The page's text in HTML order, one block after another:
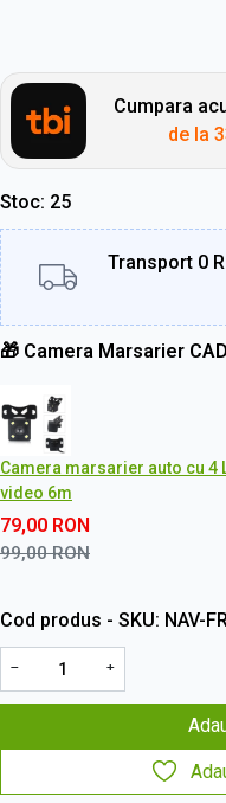
Cumpara
de la
Stoc 25
Transport 0
🎁 Camera Marsarier
Camera marsarier auto cu 4
video 6m
79,00 RON
99,00RON
Cod produs - SKU NAV-
− +